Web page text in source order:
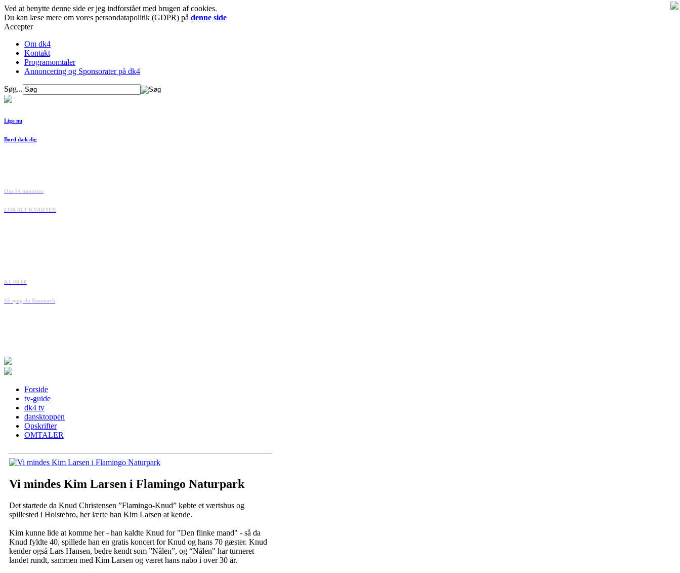
Ved at benytte denne side er jeg indforstået med brugen af cookies.
Du kan læse mere om vores persondatapolitik (GDPR) på denne side
Accepter
Om dk4
Kontakt
Programomtaler
Annoncering og Sponsorater på dk4
Søg...
Lige nu
Bord dæk dig
Om 14 minutter
LOKALT KVARTER
Kl. 08.00
Så syng da Danmark
Forside
tv-guide
dk4 tv
dansktoppen
Opskrifter
OMTALER
Vi mindes Kim Larsen i Flamingo Naturpark
Det startede da Knud Christensen ”Flamingo-Knud” købte et værtshus og
spillested i Holstebro, her lærte han Kim Larsen at kende.
Kim kunne lide at komme her - han kaldte Knud for "Den flinke mand" - så da
Knud fyldte 40, spillede han en gratis koncert for Knud og hans 70 gæster. Knud
kender også Lars Hansen, bedre kendt som ”Nålen”, og “Nålen" har turneret
landet rundt, sammen med Kim Larsen og været hans nabo i over 30 år.